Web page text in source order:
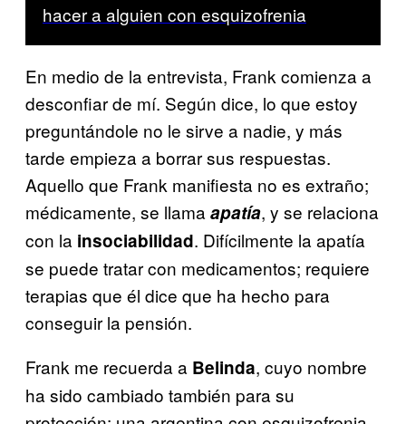
hacer a alguien con esquizofrenia
En medio de la entrevista, Frank comienza a
desconfiar de mí. Según dice, lo que estoy
preguntándole no le sirve a nadie, y más
tarde empieza a borrar sus respuestas.
Aquello que Frank manifiesta no es extraño;
médicamente, se llama apatía, y se relaciona
con la insociabilidad. Difícilmente la apatía
se puede tratar con medicamentos; requiere
terapias que él dice que ha hecho para
conseguir la pensión.
Frank me recuerda a Belinda, cuyo nombre
ha sido cambiado también para su